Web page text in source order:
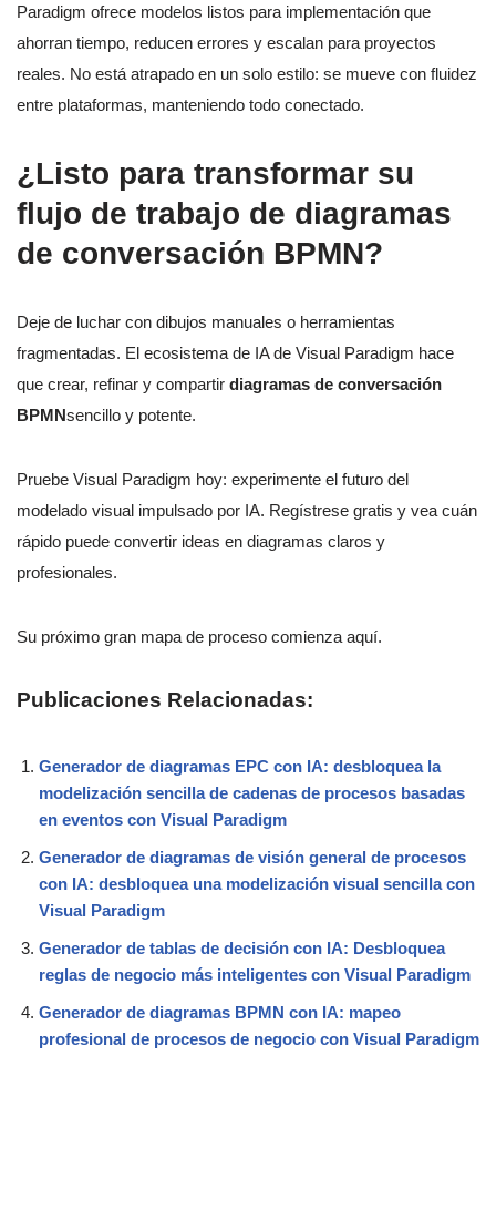
Paradigm ofrece modelos listos para implementación que
ahorran tiempo, reducen errores y escalan para proyectos
reales. No está atrapado en un solo estilo: se mueve con fluidez
entre plataformas, manteniendo todo conectado.
¿Listo para transformar su
flujo de trabajo de diagramas
de conversación BPMN?
Deje de luchar con dibujos manuales o herramientas
fragmentadas. El ecosistema de IA de Visual Paradigm hace
que crear, refinar y compartir diagramas de conversación
BPMNsencillo y potente.
Pruebe Visual Paradigm hoy: experimente el futuro del
modelado visual impulsado por IA. Regístrese gratis y vea cuán
rápido puede convertir ideas en diagramas claros y
profesionales.
Su próximo gran mapa de proceso comienza aquí.
Publicaciones Relacionadas:
Generador de diagramas EPC con IA: desbloquea la
modelización sencilla de cadenas de procesos basadas
en eventos con Visual Paradigm
Generador de diagramas de visión general de procesos
con IA: desbloquea una modelización visual sencilla con
Visual Paradigm
Generador de tablas de decisión con IA: Desbloquea
reglas de negocio más inteligentes con Visual Paradigm
Generador de diagramas BPMN con IA: mapeo
profesional de procesos de negocio con Visual Paradigm